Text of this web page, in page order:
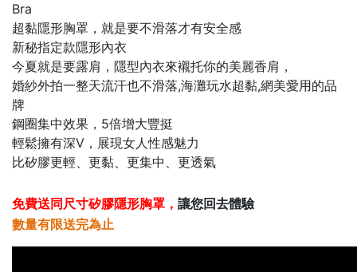
Bra
超黏隱形胸罩，就是要不滑落才有安全感
新秘指定款隱形內衣
今夏就是要露肩，隱型內衣來襯托你的美麗香肩，
婚紗外拍一整天流汗也不滑落,海灘玩水超黏,網美愛用的品
牌
鋼圈集中效果，5倍增大豐挺
輕鬆擁有深V，展現女人性感魅力
比矽膠更輕、更黏、更集中、更透氣
免費送同尺寸矽膠隱形胸罩 ， 讓您回去體驗
數量有限送完為止